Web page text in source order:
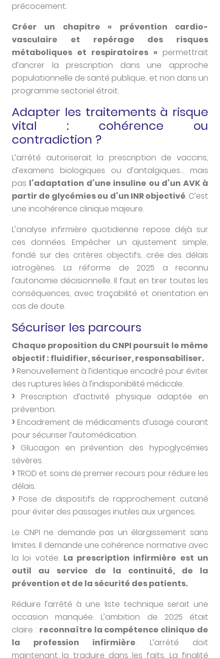
précocement.
Créer un chapitre « prévention cardio-
vasculaire et repérage des risques
métaboliques et respiratoires » permettrait
d’ancrer la prescription dans une approche
populationnelle de santé publique, et non dans un
programme sectoriel étroit.
Adapter les traitements à risque
vital : cohérence ou
contradiction ?
L’arrêté autoriserait la prescription de vaccins,
d’examens biologiques ou d’antalgiques… mais
pas l’adaptation d’une insuline ou d’un AVK à
partir de glycémies ou d’un INR objectivé. C’est
une incohérence clinique majeure.
L’analyse infirmière quotidienne repose déjà sur
ces données. Empêcher un ajustement simple,
fondé sur des critères objectifs, crée des délais
iatrogènes. La réforme de 2025 a reconnu
l’autonomie décisionnelle. Il faut en tirer toutes les
conséquences, avec traçabilité et orientation en
cas de doute.
Sécuriser les parcours
Chaque proposition du CNPI poursuit le même
objectif : fluidifier, sécuriser, responsabiliser.
Renouvellement à l’identique encadré pour éviter
des ruptures liées à l’indisponibilité médicale.
Prescription d’activité physique adaptée en
prévention.
Encadrement de médicaments d’usage courant
pour sécuriser l’automédication.
Glucagon en prévention des hypoglycémies
sévères.
TROD et soins de premier recours pour réduire les
délais.
Pose de dispositifs de rapprochement cutané
pour éviter des passages inutiles aux urgences.
Le CNPI ne demande pas un élargissement sans
limites. Il demande une cohérence normative avec
la loi votée. La prescription infirmière est un
outil au service de la continuité, de la
prévention et de la sécurité des patients.
Réduire l’arrêté à une liste technique serait une
occasion manquée. L’ambition de 2025 était
claire : reconnaître la compétence clinique de
la profession infirmière. L’arrêté doit
maintenant la traduire dans les faits. La finalité